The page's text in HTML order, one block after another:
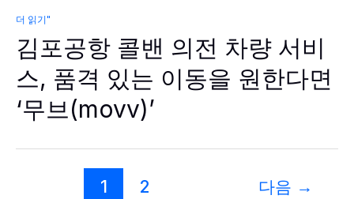
김
공
항
밴
의
전
차
비
더 읽기"
김포공항 콜밴 의전 차량 서비
스, 품격 있는 이동을 원한다면
‘무브(movv)’
1 2 다음 →